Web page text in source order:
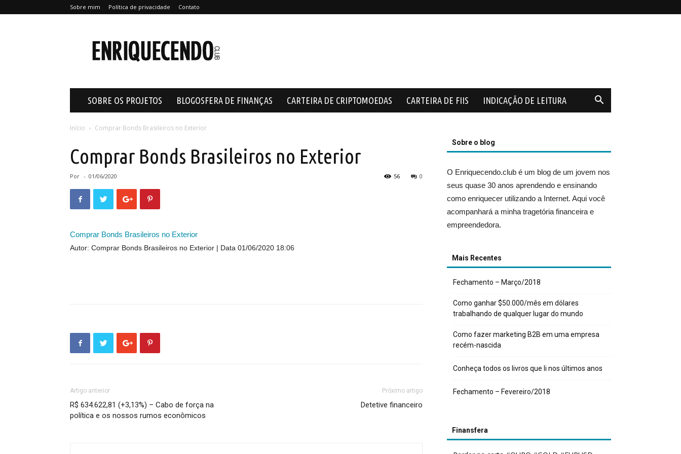
Sobre mim Política de privacidade Contato
SOBRE OS PROJETOS BLOGOSFERA DE FINANÇAS CARTEIRA DE CRIPTOMOEDAS CARTEIRA DE FIIS INDICAÇÃO DE LEITURA
Início Comprar Bonds Brasileiros no Exterior
Comprar Bonds Brasileiros no Exterior
Por - 01/06/2020 0
56
Comprar Bonds Brasileiros no Exterior
Autor: Comprar Bonds Brasileiros no Exterior Data 01/06/2020 18:06
Artigo anterior
R$ 634.622,81 (+3,13%) – Cabo de força na
política e os nossos rumos econômicos
Próximo artigo
Detetive financeiro
Sobre o blog
O Enriquecendo.club é um blog de um jovem nos
seus quase 30 anos aprendendo e ensinando
como enriquecer utilizando a Internet. Aqui você
acompanhará a minha tragetória financeira e
empreendedora.
Mais Recentes
Fechamento – Março/2018
Como ganhar $50.000/mês em dólares
trabalhando de qualquer lugar do mundo
Como fazer marketing B2B em uma empresa
recém-nascida
Conheça todos os livros que li nos últimos anos
Fechamento – Fevereiro/2018
Finansfera